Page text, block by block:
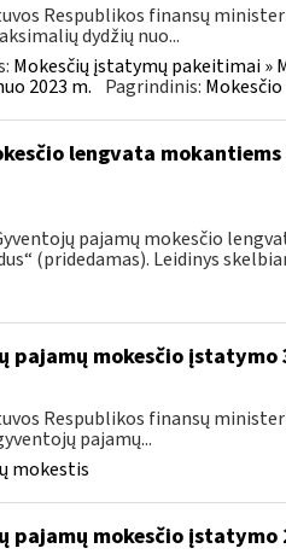
Respublikos finansų
dydžių nuo...
Mokesčių įstatymų pakeitimai »
2023 m. Pagrindinis:
lengvata
pajamų mokesčio
(pridedamas). Leidinys
pajamų mokesčio
Respublikos finansų
pajamų...
mokestis
pajamų mokesčio